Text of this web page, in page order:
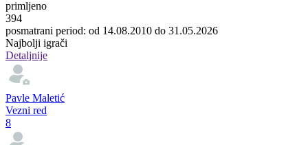
primljeno
394
posmatrani period: od 14.08.2010 do 31.05.2026
Najbolji igrači
Detaljnije
Pavle Maletić
Vezni red
8